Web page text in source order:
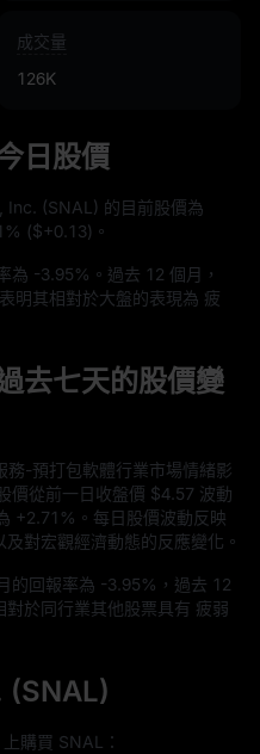
成交量
126K
日股價
Inc. (SNAL) 的目前股價為
($+0.13)。
為 -3.95% 。過去 12 個月，
表明其相對於大盤的表現為 疲
去七天的股價變
-預打包軟體行業市場情緒影
價從前一日收盤價 $4.57 波動
+2.71% 。每日股價波動反映
對宏觀經濟動態的反應變化。
的回報率為 -3.95% ，過去 12
對於同行業其他股票具有 疲弱
(SNAL)
購買 SNAL：